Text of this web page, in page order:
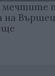
мечтите
Вършец